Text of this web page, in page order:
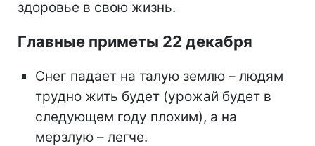
здоровье в свою жизнь.
Главные приметы 22 декабря
Снег падает на талую землю – людям
трудно жить будет (урожай будет в
следующем году плохим), а на
мерзлую – легче.